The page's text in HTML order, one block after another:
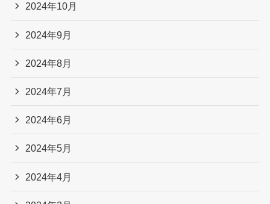
2024年10月
2024年9月
2024年8月
2024年7月
2024年6月
2024年5月
2024年4月